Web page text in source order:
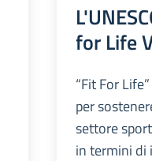
for Life
“Fit For
per
settore
in termini di